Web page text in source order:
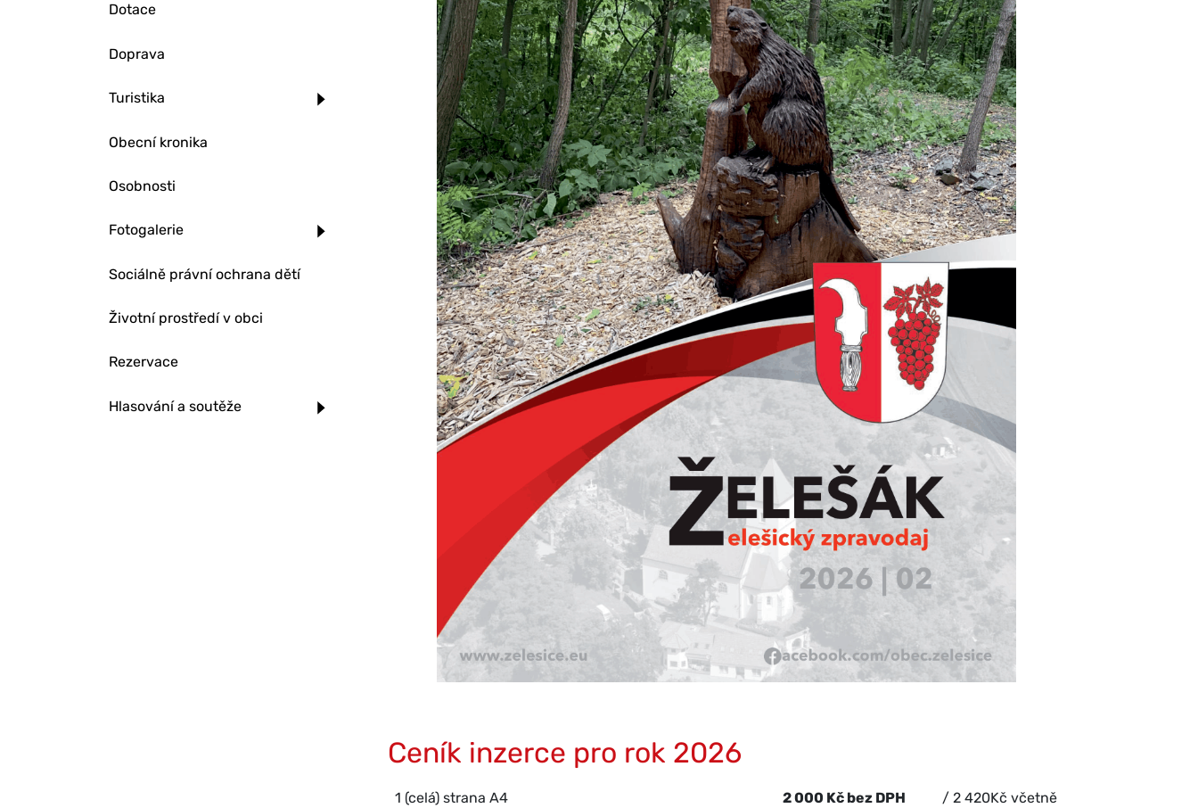
Ceník inzerce pro rok 2026
1 (celá) strana A4 2 000 Kč bez DPH
/ 2 420Kč včetně
Dotace
Doprava
Turistika
Obecní kronika
Osobnosti
Fotogalerie
Sociálně právní ochrana dětí
Životní prostředí v obci
Rezervace
Hlasování a soutěže